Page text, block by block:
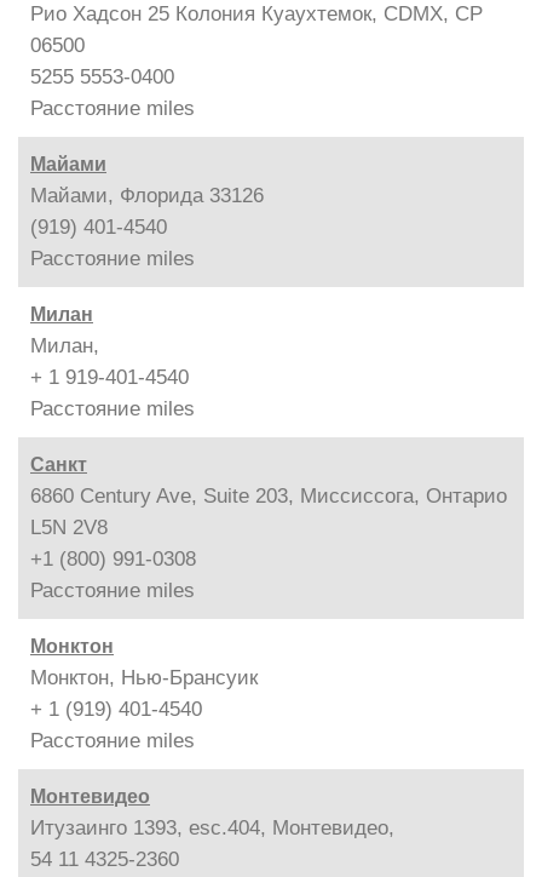
Рио Хадсон 25 Колония Куаухтемок, CDMX, CP
06500
5255 5553-0400
Расстояние miles
Майами
Майами, Флорида 33126
(919) 401-4540
Расстояние miles
Милан
Милан,
+ 1 919-401-4540
Расстояние miles
Санкт
6860 Century Ave, Suite 203, Миссиссога, Онтарио
L5N 2V8
+1 (800) 991-0308
Расстояние miles
Монктон
Монктон, Нью-Брансуик
+ 1 (919) 401-4540
Расстояние miles
Монтевидео
Итузаинго 1393, esc.404, Монтевидео,
54 11 4325-2360